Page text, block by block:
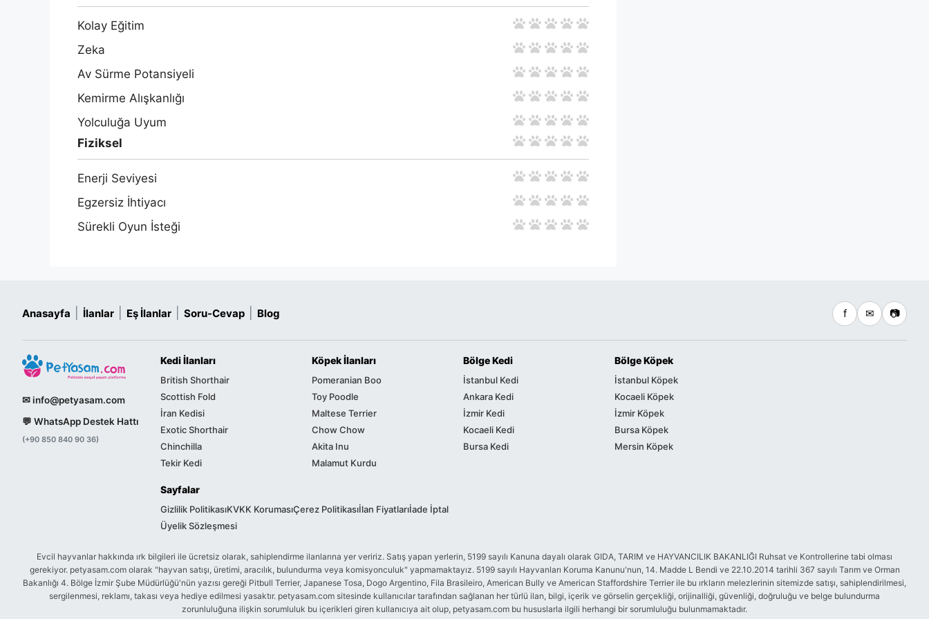
Kolay Eğitim
Zeka
Av Sürme Potansiyeli
Kemirme Alışkanlığı
Yolculuğa Uyum
Fiziksel
Enerji Seviyesi
Egzersiz İhtiyacı
Sürekli Oyun İsteği
Anasayfa İlanlar Eş İlanlar Soru-Cevap Blog f ✉ 📷
✉ info@petyasam.com
💬 WhatsApp Destek Hattı
(+90 850 840 90 36)
Kedi İlanları
British Shorthair
Scottish Fold
İran Kedisi
Exotic Shorthair
Chinchilla
Tekir Kedi
Köpek İlanları
Pomeranian Boo
Toy Poodle
Maltese Terrier
Chow Chow
Akita Inu
Malamut Kurdu
Bölge Kedi
İstanbul Kedi
Ankara Kedi
İzmir Kedi
Kocaeli Kedi
Bursa Kedi
Bölge Köpek
İstanbul Köpek
Kocaeli Köpek
İzmir Köpek
Bursa Köpek
Mersin Köpek
Sayfalar
Gizlilik PolitikasıKVKK KorumasıÇerez Politikasıİlan Fiyatlarıİade İptal
Üyelik Sözleşmesi
Evcil hayvanlar hakkında ırk bilgileri ile ücretsiz olarak, sahiplendirme ilanlarına yer veririz. Satış yapan yerlerin, 5199 sayılı Kanuna dayalı olarak GIDA, TARIM ve HAYVANCILIK BAKANLIĞI Ruhsat ve Kontrollerine tabi olması
gerekiyor. petyasam.com olarak "hayvan satışı, üretimi, aracılık, bulundurma veya komisyonculuk" yapmamaktayız. 5199 sayılı Hayvanları Koruma Kanunu'nun, 14. Madde L Bendi ve 22.10.2014 tarihli 367 sayılı Tarım ve Orman
Bakanlığı 4. Bölge İzmir Şube Müdürlüğü'nün yazısı gereği Pitbull Terrier, Japanese Tosa, Dogo Argentino, Fila Brasileiro, American Bully ve American Staffordshire Terrier ile bu ırkların melezlerinin sitemizde satışı, sahiplendirilmesi,
sergilenmesi, reklamı, takası veya hediye edilmesi yasaktır. petyasam.com sitesinde kullanıcılar tarafından sağlanan her türlü ilan, bilgi, içerik ve görselin gerçekliği, orijinalliği, güvenliği, doğruluğu ve belge bulundurma
zorunluluğuna ilişkin sorumluluk bu içerikleri giren kullanıcıya ait olup, petyasam.com bu hususlarla ilgili herhangi bir sorumluluğu bulunmamaktadır.